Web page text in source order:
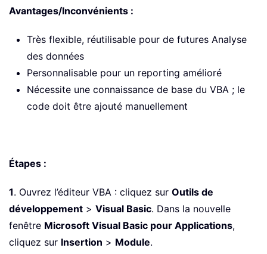
Avantages/Inconvénients :
Très flexible, réutilisable pour de futures Analyse
des données
Personnalisable pour un reporting amélioré
Nécessite une connaissance de base du VBA ; le
code doit être ajouté manuellement
Étapes :
1. Ouvrez l’éditeur VBA : cliquez sur Outils de
développement > Visual Basic. Dans la nouvelle
fenêtre Microsoft Visual Basic pour Applications,
cliquez sur Insertion > Module.